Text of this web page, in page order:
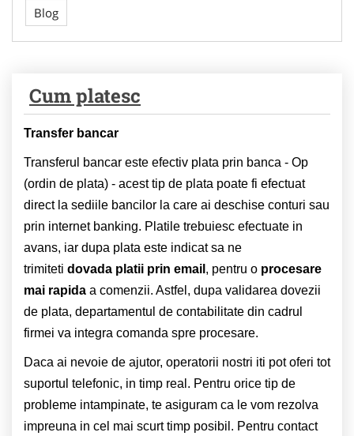
Blog
Cum platesc
Transfer bancar
Transferul bancar este efectiv plata prin banca - Op
(ordin de plata) - acest tip de plata poate fi efectuat
direct la sediile bancilor la care ai deschise conturi sau
prin internet banking. Platile trebuiesc efectuate in
avans, iar dupa plata este indicat sa ne
trimiteti dovada platii prin email , pentru o procesare
mai rapida a comenzii. Astfel, dupa validarea dovezii
de plata, departamentul de contabilitate din cadrul
firmei va integra comanda spre procesare.
Daca ai nevoie de ajutor, operatorii nostri iti pot oferi tot
suportul telefonic, in timp real. Pentru orice tip de
probleme intampinate, te asiguram ca le vom rezolva
impreuna in cel mai scurt timp posibil. Pentru contact